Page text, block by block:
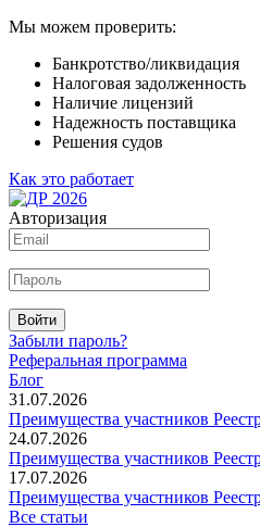
Мы можем проверить:
Банкротство/ликвидация
Налоговая задолженность
Наличие лицензий
Надежность поставщика
Решения судов
Как это работает
Авторизация
Войти
Забыли пароль?
Реферальная программа
Блог
31.07.2026
Преимущества участников
24.07.2026
Преимущества участников
17.07.2026
Преимущества участников
Все статьи